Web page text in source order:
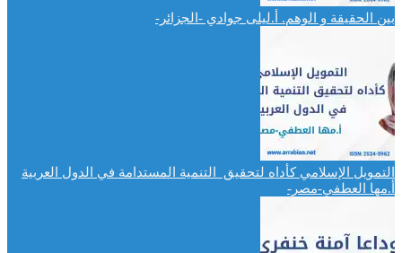
بين الحقيقة و الوهم. أ.ليلى جوادي -الجزائر-
التمويل الإسلامي كأداه لتحقيق التنمية المستدامة في الدول العربية
أ.مها العطفي-مصر-